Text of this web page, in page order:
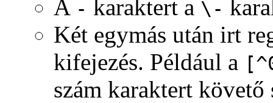
A - karaktert a \-
Két egymás után irt
kifejezés. Például a
szám karaktert